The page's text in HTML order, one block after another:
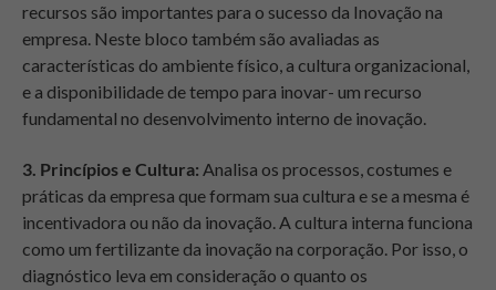
recursos são importantes para o sucesso da Inovação na
empresa. Neste bloco também são avaliadas as
características do ambiente físico, a cultura organizacional,
e a disponibilidade de tempo para inovar- um recurso
fundamental no desenvolvimento interno de inovação.
3. Princípios e Cultura: Analisa os processos, costumes e
práticas da empresa que formam sua cultura e se a mesma é
incentivadora ou não da inovação. A cultura interna funciona
como um fertilizante da inovação na corporação. Por isso, o
diagnóstico leva em consideração o quanto os